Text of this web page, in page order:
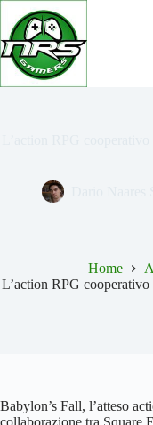
Salta
contenuto
Home
L’action RPG cooperativo
Babylon’s Fall, l’atteso
collaborazione tra Square